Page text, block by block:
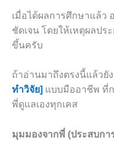
เมื่อได้ผลการศึกษาแล้ว
ชัดเจน โดยให้เหตุผลปร
ขึ้นครับ
ถ้าอ่านมาถึงตรงนี้แล้วยั
ทำวิจัย] แบบมืออาชีพ ที่
พี่ดูแลเองทุกเคส
มุมมองจากพี่ (ประสบกา